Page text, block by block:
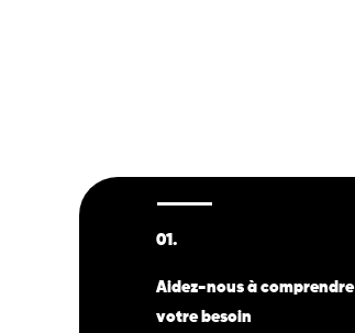
01.
Aidez-nous à comprendre
votre besoin